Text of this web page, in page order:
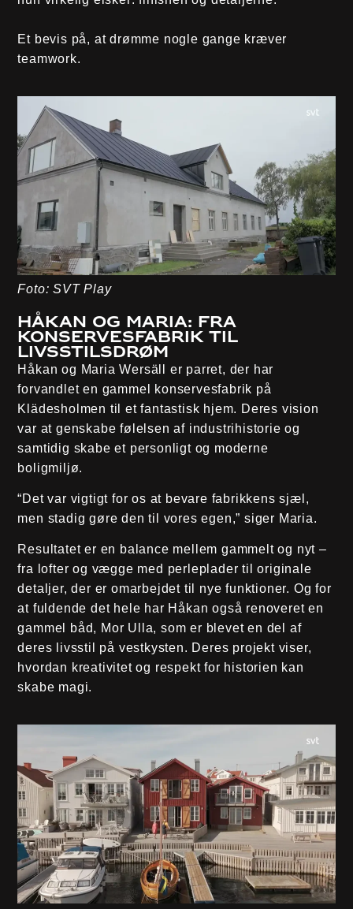
Et bevis på, at drømme nogle gange kræver
teamwork.
Foto: SVT Play
Håkan og Maria: Fra
konservesfabrik til
livsstilsdrøm
Håkan og Maria Wersäll er parret, der har
forvandlet en gammel konservesfabrik på
Klädesholmen til et fantastisk hjem. Deres vision
var at genskabe følelsen af industrihistorie og
samtidig skabe et personligt og moderne
boligmiljø.
“Det var vigtigt for os at bevare fabrikkens sjæl,
men stadig gøre den til vores egen,” siger Maria.
Resultatet er en balance mellem gammelt og nyt –
fra lofter og vægge med perleplader til originale
detaljer, der er omarbejdet til nye funktioner. Og for
at fuldende det hele har Håkan også renoveret en
gammel båd, Mor Ulla, som er blevet en del af
deres livsstil på vestkysten. Deres projekt viser,
hvordan kreativitet og respekt for historien kan
skabe magi.